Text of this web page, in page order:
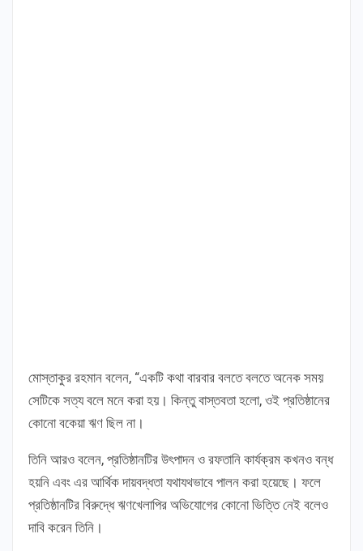
মোস্তাকুর রহমান বলেন, “একটি কথা বারবার বলতে বলতে অনেক সময়
সেটিকে সত্য বলে মনে করা হয়। কিন্তু বাস্তবতা হলো, ওই প্রতিষ্ঠানের
কোনো বকেয়া ঋণ ছিল না।
তিনি আরও বলেন, প্রতিষ্ঠানটির উৎপাদন ও রফতানি কার্যক্রম কখনও বন্ধ
হয়নি এবং এর আর্থিক দায়বদ্ধতা যথাযথভাবে পালন করা হয়েছে। ফলে
প্রতিষ্ঠানটির বিরুদ্ধে ঋণখেলাপির অভিযোগের কোনো ভিত্তি নেই বলেও
দাবি করেন তিনি।